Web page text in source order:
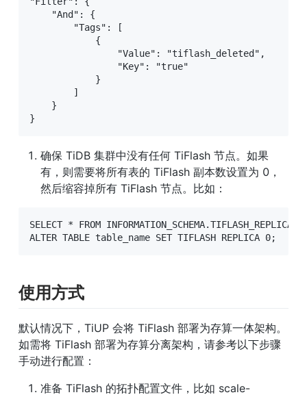
    "And": {
        "Tags": [
            {
                "Value": "tiflash_deleted",
                "Key": "true"
            }
        ]
    }
}
确保 TiDB 集群中没有任何 TiFlash 节点。如果
有，则需要将所有表的 TiFlash 副本数设置为 0，
然后缩容掉所有 TiFlash 节点。比如：
SELECT * FROM
ALTER TABLE table_name SET TIFLASH REPLICA 0;
使用方式
默认情况下，TiUP 会将 TiFlash 部署为存算一体架构。
如需将 TiFlash 部署为存算分离架构，请参考以下步骤
手动进行配置：
准备 TiFlash 的拓扑配置文件，比如 scale-